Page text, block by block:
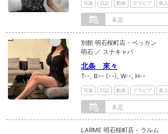
写真 日記 動画 グラビア 新人
未定
別館 明石桜町店 - ベッカン
明石 ／ スナキャバ
北条 來々
T--, B-- (--), W--, H--
写真 日記 動画 グラビア 新人
未定
LARME 明石桜町店 - ラルム